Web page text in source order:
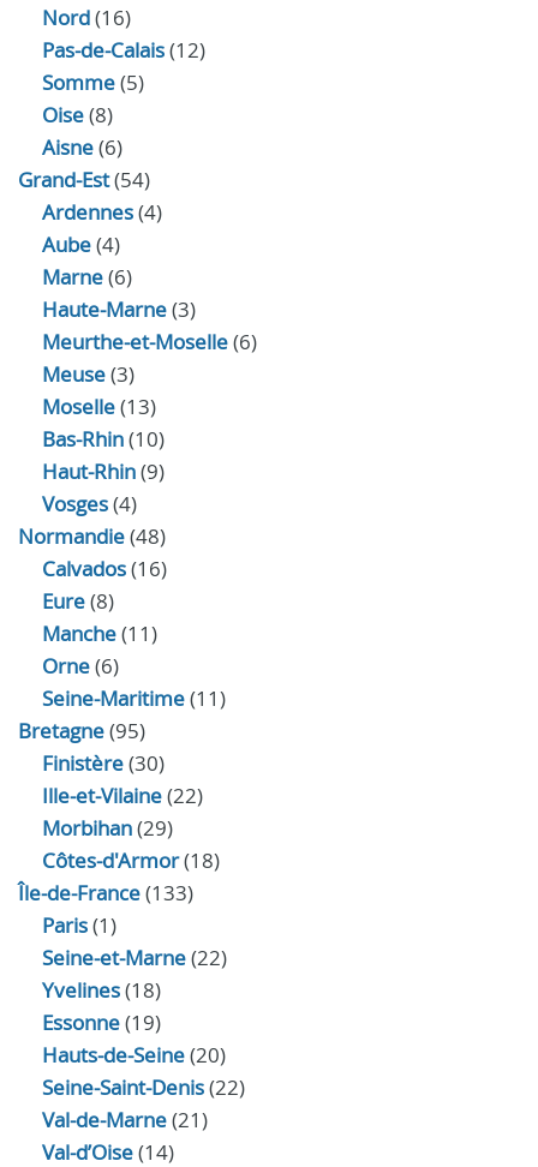
Nord(16)
Pas-de-Calais(12)
Somme(5)
Oise(8)
Aisne(6)
Grand-Est(54)
Ardennes(4)
Aube(4)
Marne(6)
Haute-Marne(3)
Meurthe-et-Moselle(6)
Meuse(3)
Moselle(13)
Bas-Rhin(10)
Haut-Rhin(9)
Vosges(4)
Normandie(48)
Calvados(16)
Eure(8)
Manche(11)
Orne(6)
Seine-Maritime(11)
Bretagne(95)
Finistère(30)
Ille-et-Vilaine(22)
Morbihan(29)
Côtes-d'Armor(18)
Île-de-France(133)
Paris(1)
Seine-et-Marne(22)
Yvelines(18)
Essonne(19)
Hauts-de-Seine(20)
Seine-Saint-Denis(22)
Val-de-Marne(21)
Val-d’Oise(14)